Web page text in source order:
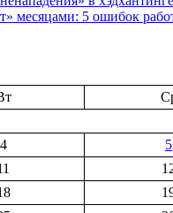
месяцами: 5 ошибок
4 5